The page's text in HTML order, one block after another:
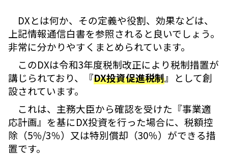
DXとは何か、その定義や役割、効果などは、
上記情報通信白書を参照されると良いでしょう。
非常に分かりやすくまとめられています。
このDXは令和3年度税制改正により税制措置が
講じられており、『DX投資促進税制』として創
設されています。
これは、主務大臣から確認を受けた『事業適
応計画』を基にDX投資を行った場合に、税額控
除（5％/3％）又は特別償却（30％）ができる措
置です。